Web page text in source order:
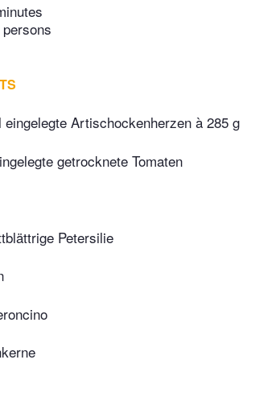
Artischockenherzen à 285 g
getrocknete Tomaten
Petersilie